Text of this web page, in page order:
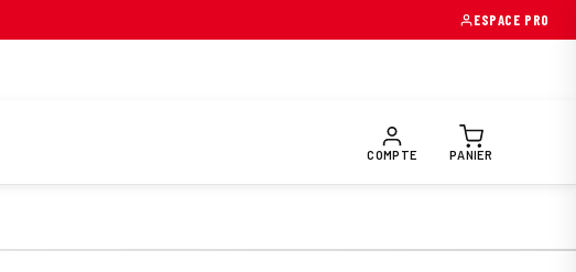
ESPACE PRO
COMPTE PANIER
EQUIPEMENTS PILOTE PRÉPARATION